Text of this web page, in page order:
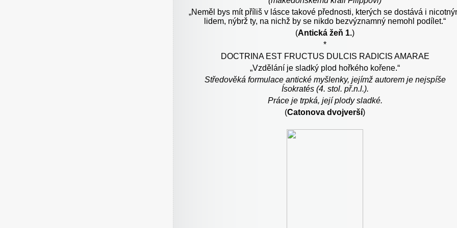
„Neměl bys mít příliš v lásce takové přednosti, kterých se dostává i
lidem, nýbrž ty, na nichž by se nikdo bezvýznamný nemohl podílet.“
(Antická žeň 1.)
*
DOCTRINA EST FRUCTUS DULCIS RADICIS AMARAE
„Vzdělání je sladký plod hořkého kořene.“
Středověká formulace antické myšlenky, jejímž autorem je nejspíše
Ísokratés (4. stol. př.n.l.).
Práce je trpká, její plody sladké.
(Catonova dvojverší)